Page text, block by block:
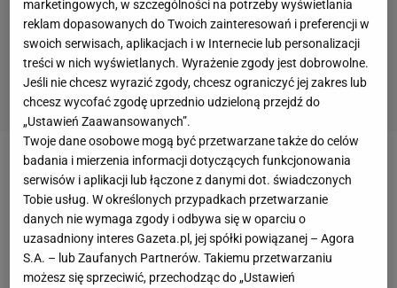
"Około godziny 5 granica państwowaUkrainyna
obszarze z Federacją Rosyjską i Republiką Białorusi
została zaatakowana przez wojska rosyjskie
wspierane przez Białoruś" - przekazała w
czwartkowym komunikacie ukraińska straż
marketingowych, w szczególności na potrzeby wyświetlania
reklam dopasowanych do Twoich zainteresowań i preferencji w
swoich serwisach, aplikacjach i w Internecie lub personalizacji
treści w nich wyświetlanych. Wyrażenie zgody jest dobrowolne.
Jeśli nie chcesz wyrazić zgody, chcesz ograniczyć jej zakres lub
chcesz wycofać zgodę uprzednio udzieloną przejdź do
„Ustawień Zaawansowanych”.
Twoje dane osobowe mogą być przetwarzane także do celów
badania i mierzenia informacji dotyczących funkcjonowania
serwisów i aplikacji lub łączone z danymi dot. świadczonych
Tobie usług. W określonych przypadkach przetwarzanie
danych nie wymaga zgody i odbywa się w oparciu o
uzasadniony interes Gazeta.pl, jej spółki powiązanej – Agora
S.A. – lub Zaufanych Partnerów. Takiemu przetwarzaniu
możesz się sprzeciwić, przechodząc do „Ustawień